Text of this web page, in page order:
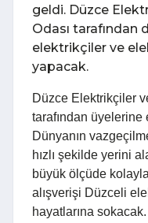
geldi. Düzce
Odası tarafından
elektrikçiler ve
yapacak.
Düzce Elektrikçiler
tarafından
Dünyanın
hızlı şekilde yerini
büyük ölçüde
alışverişi Düzceli
hayatlarına